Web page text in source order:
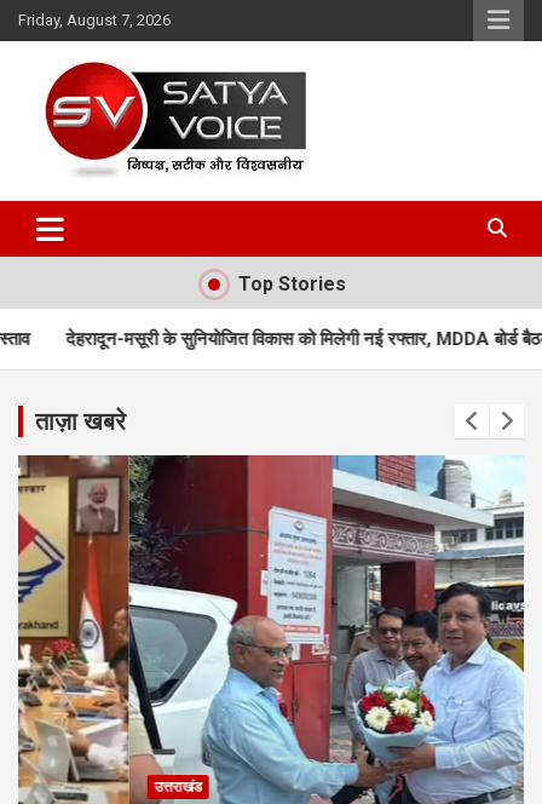
Skip
to
Friday, August 7, 2026
Satya Voice
Top Stories
विकास को मिलेगी नई रफ्तार, MDDA बोर्ड बैठक में 25 महत्वपूर्ण प्रस्तावों
ताज़ा खबरे
उत्तराखंड